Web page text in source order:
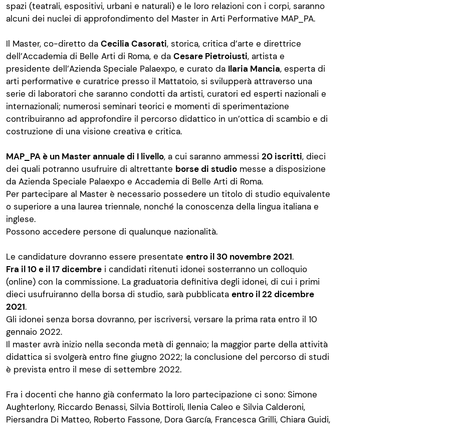
spazi (teatrali, espositivi, urbani e naturali) e le loro relazioni con i corpi, saranno
alcuni dei nuclei di approfondimento del Master in Arti Performative MAP_PA.
Il Master, co-diretto da Cecilia Casorati, storica, critica d’arte e direttrice
dell’Accademia di Belle Arti di Roma, e da Cesare Pietroiusti, artista e
presidente dell’Azienda Speciale Palaexpo, e curato da Ilaria Mancia, esperta di
arti performative e curatrice presso il Mattatoio, si svilupperà attraverso una
serie di laboratori che saranno condotti da artisti, curatori ed esperti nazionali e
internazionali; numerosi seminari teorici e momenti di sperimentazione
contribuiranno ad approfondire il percorso didattico in un’ottica di scambio e di
costruzione di una visione creativa e critica.
MAP_PA è un Master annuale di I livello, a cui saranno ammessi 20 iscritti, dieci
dei quali potranno usufruire di altrettante borse di studio messe a disposizione
da Azienda Speciale Palaexpo e Accademia di Belle Arti di Roma.
Per partecipare al Master è necessario possedere un titolo di studio equivalente
o superiore a una laurea triennale, nonché la conoscenza della lingua italiana e
inglese.
Possono accedere persone di qualunque nazionalità.
Le candidature dovranno essere presentate entro il 30 novembre 2021.
Fra il 10 e il 17 dicembre i candidati ritenuti idonei sosterranno un colloquio
(online) con la commissione. La graduatoria definitiva degli idonei, di cui i primi
dieci usufruiranno della borsa di studio, sarà pubblicata entro il 22 dicembre
2021.
Gli idonei senza borsa dovranno, per iscriversi, versare la prima rata entro il 10
gennaio 2022.
Il master avrà inizio nella seconda metà di gennaio; la maggior parte della attività
didattica si svolgerà entro fine giugno 2022; la conclusione del percorso di studi
è prevista entro il mese di settembre 2022.
Fra i docenti che hanno già confermato la loro partecipazione ci sono: Simone
Aughterlony, Riccardo Benassi, Silvia Bottiroli, Ilenia Caleo e Silvia Calderoni,
Piersandra Di Matteo, Roberto Fassone, Dora García, Francesca Grilli, Chiara Guidi,